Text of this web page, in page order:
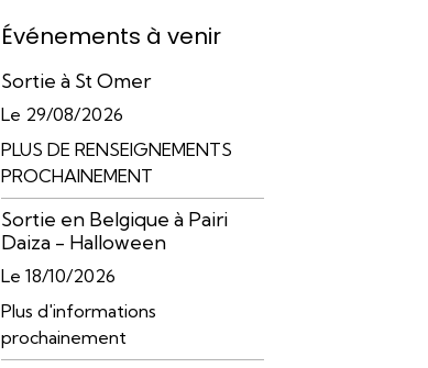
Événements à venir
Sortie à St Omer
Le 29/08/2026
PLUS DE RENSEIGNEMENTS
PROCHAINEMENT
Sortie en Belgique à Pairi
Daiza - Halloween
Le 18/10/2026
Plus d'informations
prochainement